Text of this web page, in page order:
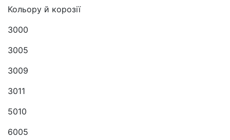
Кольору й корозії
3000
3005
3009
3011
5010
6005